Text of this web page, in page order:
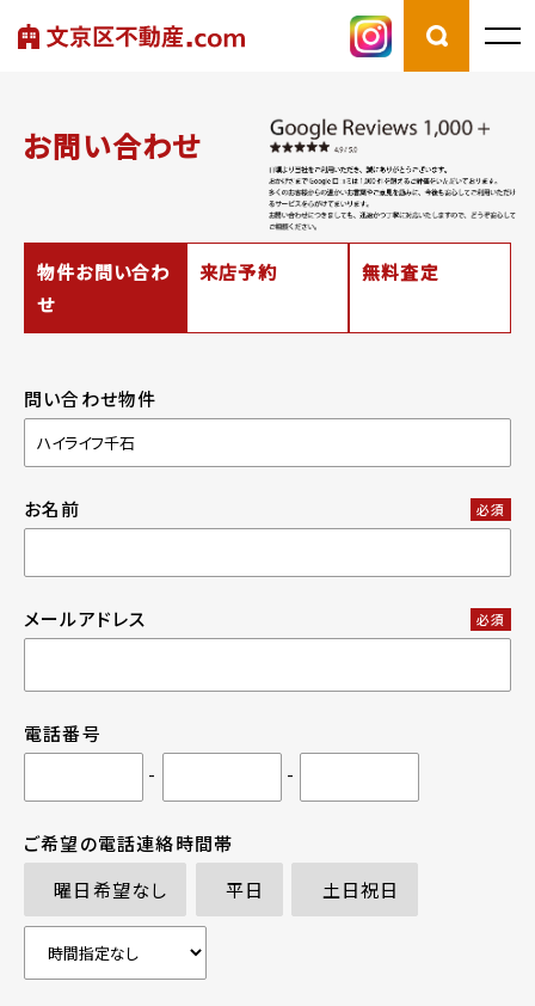
お問い合わせ
物件お問い合わ
せ
来店予約 無料査定
問い合わせ物件
お名前 必須
メールアドレス 必須
電話番号
-
-
ご希望の電話連絡時間帯
曜日希望なし
平日 土日祝日